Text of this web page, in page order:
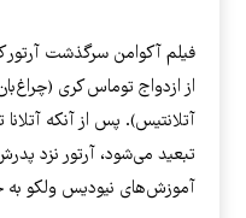
فیلم آکوامن سرگذشت
از ازدواج توماس کری
آتلانتیس). پس از آنکه
تبعید می‌شود، آرتور نزد
آموزش‌های نیودیس ولکو به